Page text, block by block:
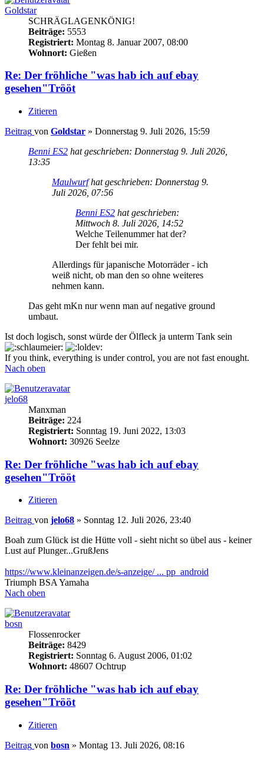
Goldstar
SCHRÄGLAGENKÖNIG!
Beiträge: 5553
Registriert: Montag 8. Januar 2007, 08:00
Wohnort: Gießen
Re: Der fröhliche "was hab ich auf ebay
gesehen"Trööt
Zitieren
Beitrag von Goldstar » Donnerstag 9. Juli 2026, 15:59
Benni ES2 hat geschrieben: Donnerstag 9. Juli 2026,
13:35
Maulwurfhat geschrieben: Donnerstag 9.
Juli 2026, 07:56
Benni ES2 hat geschrieben:
Mittwoch 8. Juli 2026, 14:52
Welche Teilenummer hat der?
Der fehlt bei mir.
Allerdings für japanische Motorräder - ich
weiß nicht, ob man den so ohne weiteres
nehmen kann.
Das geht mKn nur wenn man auf negative ground
umbaut.
Ist doch logisch, sonst würde der Ölfleck ja unterm Tank sein
If you think, everything is under control, you are not fast enought.
Nach oben
jelo68
Manxman
Beiträge: 224
Registriert: Sonntag 19. Juni 2022, 13:03
Wohnort: 30926 Seelze
Re: Der fröhliche "was hab ich auf ebay
gesehen"Trööt
Zitieren
Beitrag von jelo68 » Sonntag 12. Juli 2026, 23:40
Boah zum Glück ist die Hütte voll - sieht nicht so übel aus - keiner
Lust auf Plunger...GrußJens
https://www.kleinanzeigen.de/s-anzeige/ ... pp_android
Triumph BSA Yamaha
Nach oben
bosn
Flossenrocker
Beiträge: 8429
Registriert: Sonntag 6. August 2006, 01:02
Wohnort: 48607 Ochtrup
Re: Der fröhliche "was hab ich auf ebay
gesehen"Trööt
Zitieren
Beitrag von bosn » Montag 13. Juli 2026, 08:16